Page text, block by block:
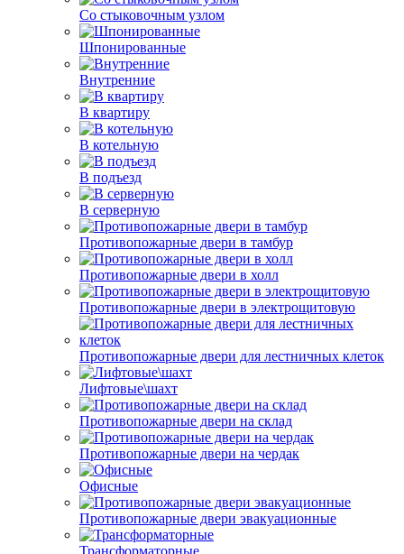
Со стыковочным узлом
Шпонированные
Внутренние
В квартиру
В котельную
В подъезд
В серверную
Противопожарные двери в тамбур
Противопожарные двери в холл
Противопожарные двери в электрощитовую
Противопожарные двери для лестничных клеток
Лифтовые\шахт
Противопожарные двери на склад
Противопожарные двери на чердак
Офисные
Противопожарные двери эвакуационные
Трансформаторные